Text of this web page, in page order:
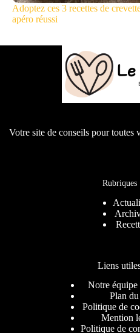
Adoptez ces 3 recettes de
apéro réussi
Votre site de conseils pour toutes
Rubriques
Liens
Notre équipe
Plan
Politique de
Mention
Politique de